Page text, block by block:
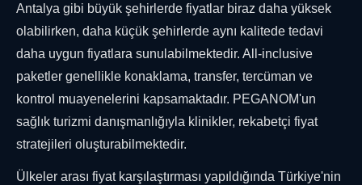
Antalya gibi büyük şehirlerde fiyatlar biraz daha yüksek
olabilirken, daha küçük şehirlerde aynı kalitede tedavi
daha uygun fiyatlara sunulabilmektedir. All-inclusive
paketler genellikle konaklama, transfer, tercüman ve
kontrol muayenelerini kapsamaktadır. PEGANOM'un
sağlık turizmi danışmanlığıyla klinikler, rekabetçi fiyat
stratejileri oluşturabilmektedir.
Ülkeler arası fiyat karşılaştırması yapıldığında Türkiye'nin